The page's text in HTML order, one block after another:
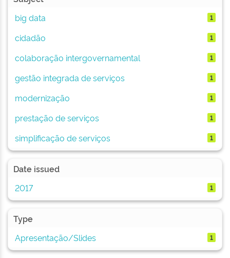
big data
1
cidadão 1
colaboração intergovernamental 1
gestão integrada de serviços 1
modernização 1
prestação de serviços 1
simplificação de serviços 1
Date issued
2017
1
Type
Apresentação/Slides
1